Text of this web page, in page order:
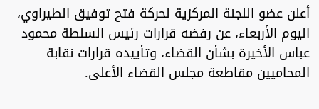
أعلن عضو اللجنة المركزية لحركة فتح توفيق الطيراوي،
اليوم الأربعاء، عن رفضه قرارات رئيس السلطة محمود
عباس الأخيرة بشأن القضاء، وتأييده قرارات نقابة
المحاميين مقاطعة مجلس القضاء الأعلى.